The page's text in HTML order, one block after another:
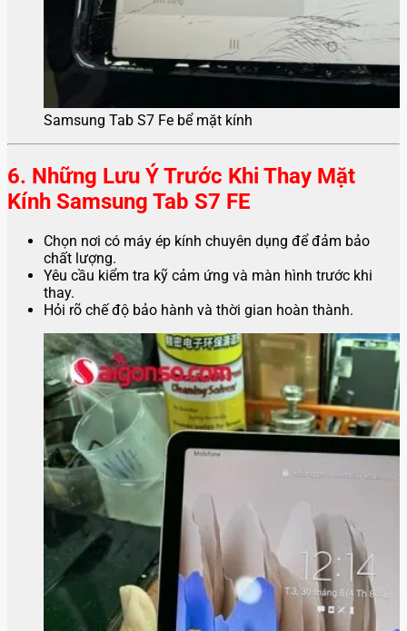
Samsung Tab S7 Fe bể mặt kính
6. Những Lưu Ý Trước Khi Thay Mặt
Kính Samsung Tab S7 FE
Chọn nơi có máy ép kính chuyên dụng để đảm bảo
chất lượng.
Yêu cầu kiểm tra kỹ cảm ứng và màn hình trước khi
thay.
Hỏi rõ chế độ bảo hành và thời gian hoàn thành.